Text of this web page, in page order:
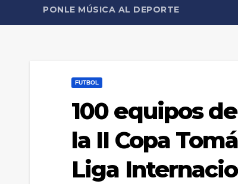
PONLE MÚSICA AL DEPORTE
FUTBOL
100 equipos
la II Copa
Liga